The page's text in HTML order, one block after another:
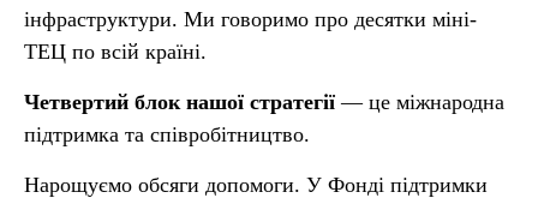
інфраструктури. Ми говоримо про десятки міні-
ТЕЦ по всій країні.
Четвертий блок нашої стратегії— це міжнародна
підтримка та співробітництво.
Нарощуємо обсяги допомоги. У Фонді підтримки